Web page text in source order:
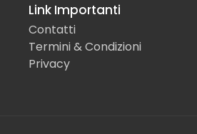
Link Importanti
Contatti
Termini & Condizioni
Privacy